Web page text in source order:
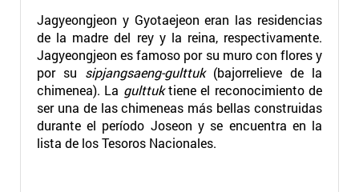
Jagyeongjeon y Gyotaejeon eran las residencias
de la madre del rey y la reina, respectivamente.
Jagyeongjeon es famoso por su muro con flores y
por su sipjangsaeng-gulttuk(bajorrelieve de la
chimenea). La gulttuktiene el reconocimiento de
ser una de las chimeneas más bellas construidas
durante el período Joseon y se encuentra en la
lista de los Tesoros Nacionales.